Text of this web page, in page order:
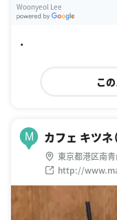
Woonyeol Lee
・
こ
M カフェ キツネ
東京都港区南
http://